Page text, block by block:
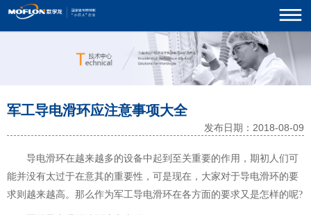
军工导电滑环应注意事项大全
发布日期：2018-08-09
导电滑环在越来越多的设备中起到至关重要的作用，期初人们可
能并没有太过于在意其的重要性，可是现在，大家对于导电滑环的要
求则越来越高。那么作为军工导电滑环在各方面的要求又是怎样的呢?